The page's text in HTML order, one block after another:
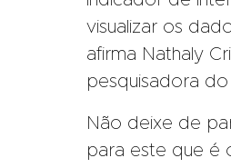
visualizar os
afirma Nathaly
pesquisadora do
Não deixe de
para este que é